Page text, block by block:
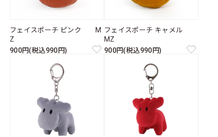
フェイスポーチ ピンク M
Z
900円(税込990円)
フェイスポーチ キャメル
MZ
900円(税込990円)